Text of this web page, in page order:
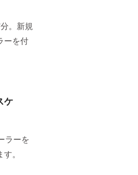
。新規
ーを付
ケ
ラーを
。